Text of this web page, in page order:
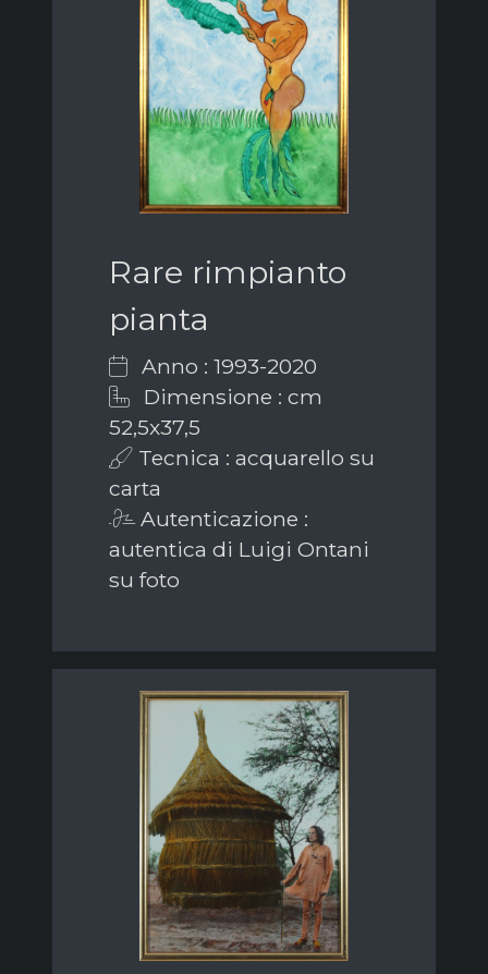
Rare rimpianto
pianta
Anno : 1993-2020
Dimensione : cm
52,5x37,5
Tecnica : acquarello su
carta
Autenticazione :
autentica di Luigi Ontani
su foto